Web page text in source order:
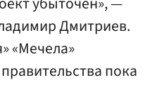
Дмитриев.
«Мечела»
пока